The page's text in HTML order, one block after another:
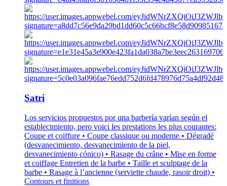
Satri
Los servicios propuestos por una barbería varían según el
establecimiento, pero voici les prestations les plus courantes:
Coupe et coiffure • Coupe classique ou moderne • Dégradé
(desvanecimiento, desvanecimiento de la piel,
desvanecimiento cónico) • Rasage du crâne • Mise en forme
et coiffage Entretien de la barbe • Taille et sculptage de la
barbe • Rasage à l’ancienne (serviette chaude, rasoir droit) •
Contours et finitions